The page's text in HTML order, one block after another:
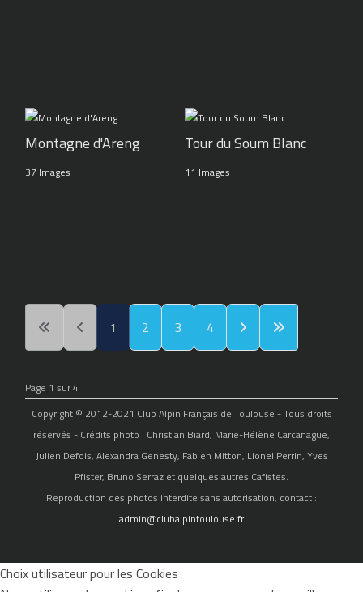
Montagne d'Areng
37 Images
Tour du Soum Blanc
11 Images
1 2 3 4
Page 1 sur 4
Copyright © 2012-2021 Club Alpin Français de Toulouse - Tous droits
réservés - Crédits photo : Christian Biard, Marie-Hélène Carcanague,
Julien Defois, Alexandra Genesty, Fabien Mitton, Lionel Perrin, Yves
Pfister, Bruno Serraz et quelques autres Cafistes.
Reproduction des photos interdite sans autorisation, contact :
admin@clubalpintoulouse.fr
Choix utilisateur pour les Cookies